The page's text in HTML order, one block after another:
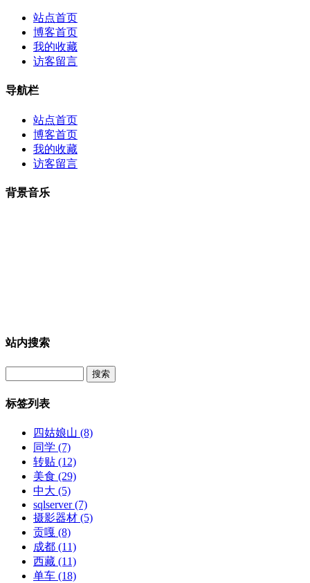
站点首页
博客首页
我的收藏
访客留言
导航栏
站点首页
博客首页
我的收藏
访客留言
背景音乐
站内搜索
标签列表
四姑娘山 (8)
同学 (7)
转贴 (12)
美食 (29)
中大 (5)
sqlserver(7)
摄影器材 (5)
贡嘎 (8)
成都 (11)
西藏 (11)
单车 (18)